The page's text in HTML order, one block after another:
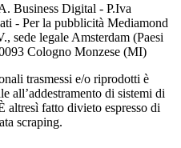
Business Digital - P.Iva
- Per la pubblicità Mediamond
sede legale Amsterdam (Paesi
Cologno Monzese (MI)
trasmessi e/o riprodotti è
all’addestramento di sistemi di
altresì fatto divieto espresso di
scraping.